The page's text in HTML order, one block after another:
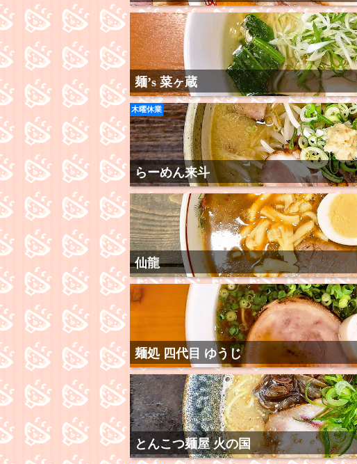
麺’s 菜ヶ蔵
らーめん来斗
木曜休業
仙龍
麺処 四代目 ゆうじ
とんこつ麺屋 火の国